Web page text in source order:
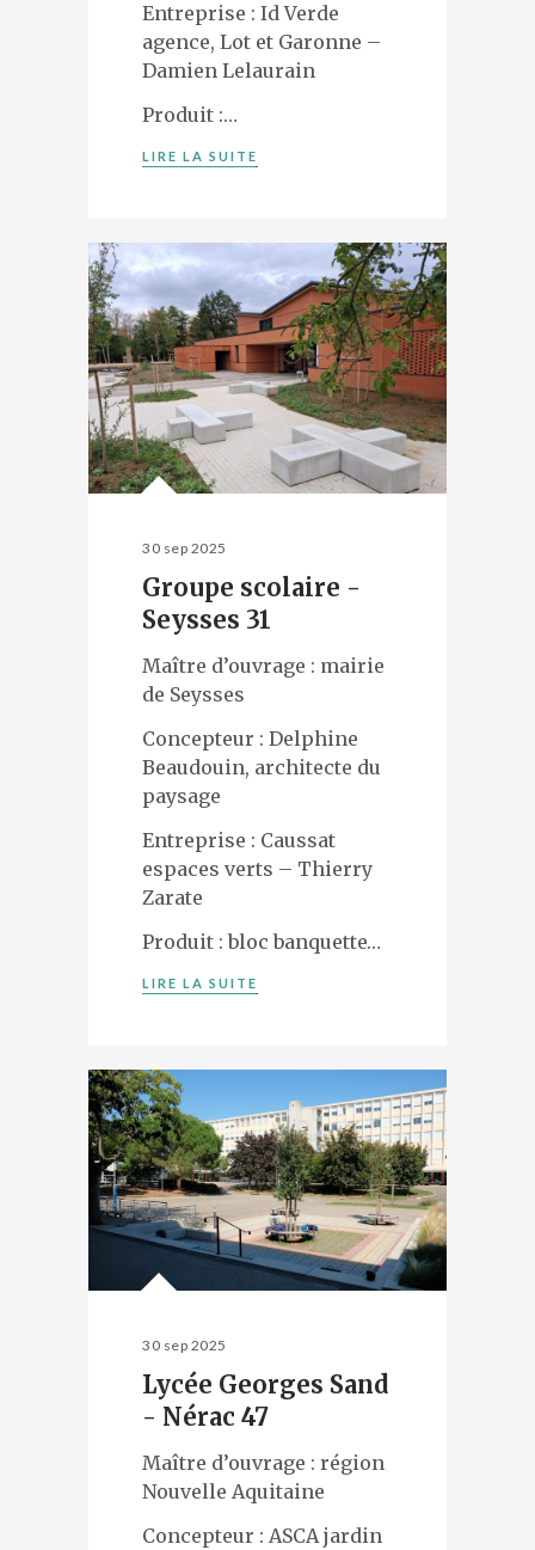
Entreprise : Id Verde
agence, Lot et Garonne –
Damien Lelaurain
Produit :…
LIRE LA SUITE
30 sep 2025
Groupe scolaire -
Seysses 31
Maître d’ouvrage : mairie
de Seysses
Concepteur : Delphine
Beaudouin, architecte du
paysage
Entreprise : Caussat
espaces verts – Thierry
Zarate
Produit : bloc banquette…
LIRE LA SUITE
30 sep 2025
Lycée Georges Sand
- Nérac 47
Maître d’ouvrage : région
Nouvelle Aquitaine
Concepteur : ASCA jardin